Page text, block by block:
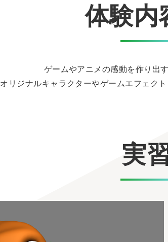
体験内
ゲームやアニメの感動を作り出
オリジナルキャラクターやゲームエフェク
実